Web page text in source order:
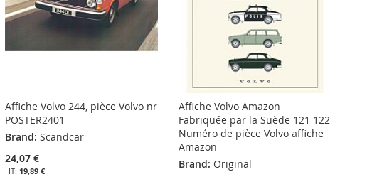
Affiche Volvo 244, pièce Volvo nr
POSTER2401
Brand: Scandcar
24,07 €
19,89 €
Affiche Volvo Amazon
Fabriquée par la Suède 121 122
Numéro de pièce Volvo affiche
Amazon
Brand: Original